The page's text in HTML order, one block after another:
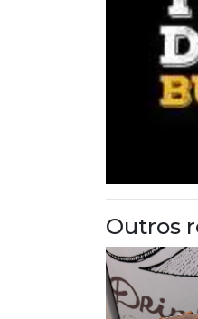
Outros